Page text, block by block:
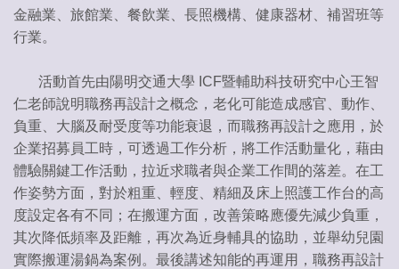
金融業、旅館業、餐飲業、長照機構、健康器材、補習班等
行業。
活動首先由陽明交通大學 ICF暨輔助科技研究中心王智
仁老師說明職務再設計之概念，老化可能造成感官、動作、
負重、大腦及耐受度等功能衰退，而職務再設計之應用，於
企業招募員工時，可透過工作分析，將工作活動量化，藉由
體驗關鍵工作活動，拉近求職者與企業工作間的落差。在工
作姿勢方面，對於粗重、輕度、精細及床上照護工作台的高
度設定各有不同；在搬運方面，改善策略應優先減少負重，
其次降低頻率及距離，再次為近身輔具的協助，並舉幼兒園
實際搬運湯鍋為案例。最後講述知能的再運用，職務再設計